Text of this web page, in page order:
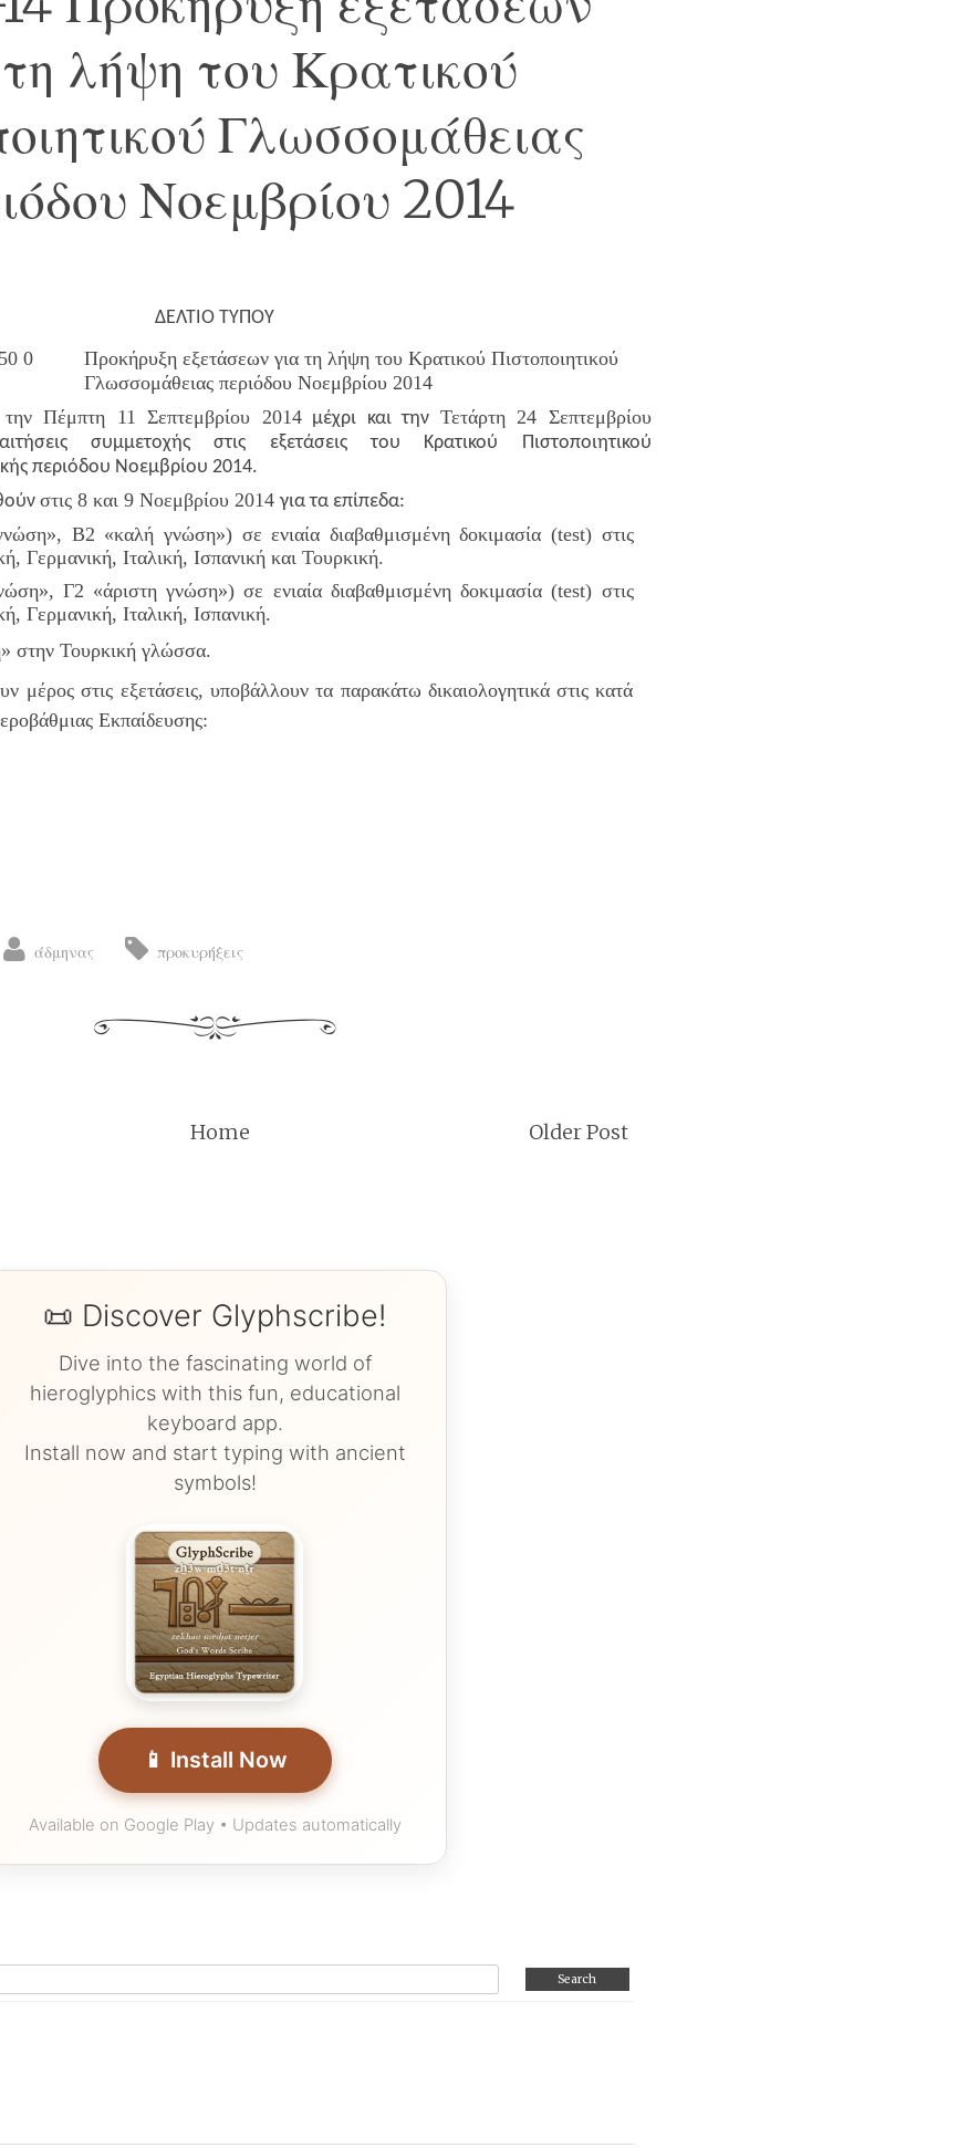
λήψη του Κρατικού
Γλωσσομάθειας
Νοεμβρίου 2014
ΔΕΛΤΙΟ ΤΥΠΟΥ
Προκήρυξη εξετάσεων για τη λήψη του Κρατικού Πιστοποιητικού
Γλωσσομάθειας περιόδου Νοεμβρίου 2014
την Πέμπτη 11 Σεπτεμβρίου 2014μέχρι και την Τετάρτη 24 Σεπτεμβρίου
συμμετοχής στις εξετάσεις του Κρατικού Πιστοποιητικού
περιόδου Νοεμβρίου 2014.
στις 8 και 9 Νοεμβρίου 2014 για τα επίπεδα:
Β2 «καλή γνώση») σε ενιαία διαβαθμισμένη δοκιμασία (test) στις
Γερμανική, Ιταλική, Ισπανική και Τουρκική.
Γ2 «άριστη γνώση») σε ενιαία διαβαθμισμένη δοκιμασία (test) στις
Γερμανική, Ιταλική, Ισπανική.
στην Τουρκική γλώσσα.
μέρος στις εξετάσεις, υποβάλλουν τα παρακάτω δικαιολογητικά στις κατά
Εκπαίδευσης:
άδμηνας προκυρήξεις
Older Post
Home
📜 Discover Glyphscribe!
Dive into the fascinating world of
hieroglyphics with this fun, educational
keyboard app.
Install now and start typing with ancient
symbols!
📱 Install Now
Available on Google Play • Updates automatically